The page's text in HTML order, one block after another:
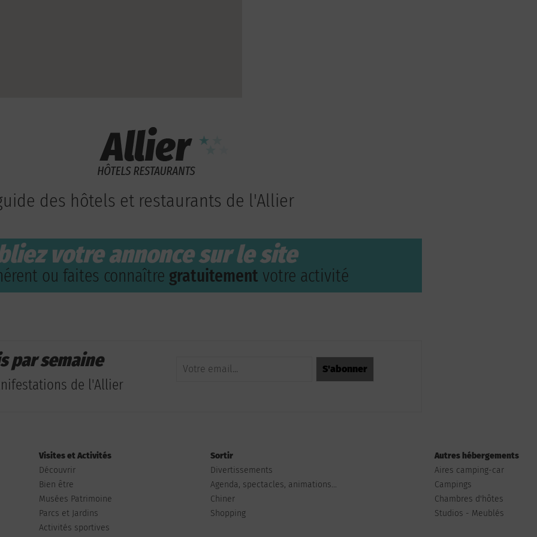
des hôtels et restaurants de l'Allier
votre annonce sur le site
ou faites connaître gratuitement votre activité
par semaine
de l'Allier
Visites et Activités
Découvrir
Bien être
Musées Patrimoine
Parcs et Jardins
Activités sportives
Sortir
Divertissements
Agenda, spectacles, animations...
Chiner
Shopping
Autres hébergements
Aires camping-car
Campings
Chambres d'hôtes
Studios - Meublés